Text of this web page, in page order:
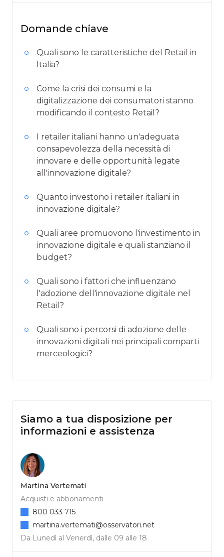
Domande chiave
Quali sono le caratteristiche del Retail in
Italia?
Come la crisi dei consumi e la
digitalizzazione dei consumatori stanno
modificando il contesto Retail?
I retailer italiani hanno un'adeguata
consapevolezza della necessità di
innovare e delle opportunità legate
all'innovazione digitale?
Quanto investono i retailer italiani in
innovazione digitale?
Quali aree promuovono l'investimento in
innovazione digitale e quali stanziano il
budget?
Quali sono i fattori che influenzano
l'adozione dell'innovazione digitale nel
Retail?
Quali sono i percorsi di adozione delle
innovazioni digitali nei principali comparti
merceologici?
Siamo a tua disposizione per
informazioni e assistenza
Martina Vertemati
Acquisti e abbonamenti
Da Lunedì al Venerdì, dalle 09 alle 18
800 033 715
martina.vertemati@osservatori.net